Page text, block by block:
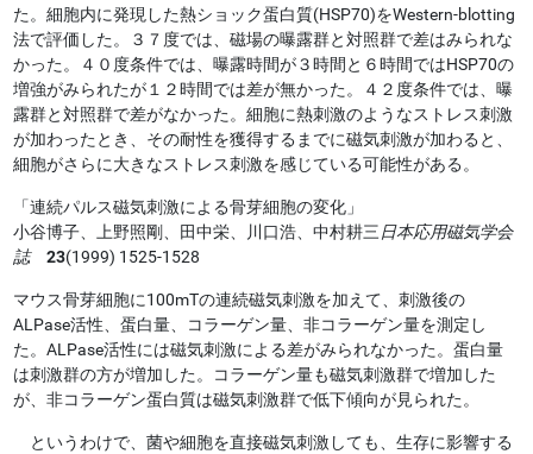
た。細胞内に発現した熱ショック蛋白質(HSP70)をWestern-blotting
法で評価した。３７度では、磁場の曝露群と対照群で差はみられな
かった。４０度条件では、曝露時間が３時間と６時間ではHSP70の
増強がみられたが１２時間では差が無かった。４２度条件では、曝
露群と対照群で差がなかった。細胞に熱刺激のようなストレス刺激
が加わったとき、その耐性を獲得するまでに磁気刺激が加わると、
細胞がさらに大きなストレス刺激を感じている可能性がある。
「連続パルス磁気刺激による骨芽細胞の変化」
小谷博子、上野照剛、田中栄、川口浩、中村耕三日本応用磁気学会
誌
23(1999) 1525-1528
マウス骨芽細胞に100mTの連続磁気刺激を加えて、刺激後の
ALPase活性、蛋白量、コラーゲン量、非コラーゲン量を測定し
た。ALPase活性には磁気刺激による差がみられなかった。蛋白量
は刺激群の方が増加した。コラーゲン量も磁気刺激群で増加した
が、非コラーゲン蛋白質は磁気刺激群で低下傾向が見られた。
というわけで、菌や細胞を直接磁気刺激しても、生存に影響する